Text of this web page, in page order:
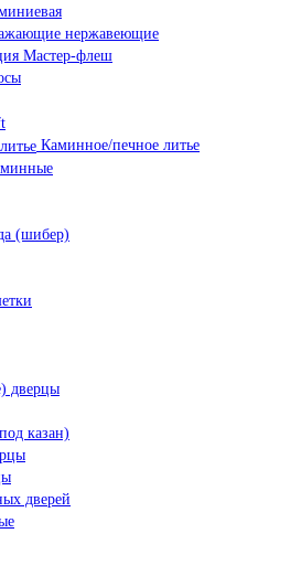
нержавеющие
Мастер-флеш
Каминное/печное литье
(шибер)
дверцы
казан)
дверей